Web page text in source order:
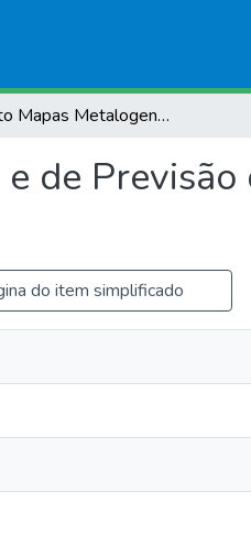
Projeto Mapas Metalogenéticos e de Previsão de Recursos Minerais: Folha SF.23-V-B Furnas
de Previsão
do item simplificado